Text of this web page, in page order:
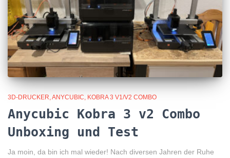
3D-DRUCKER ANYCUBIC KOBRA 3 V1/V2 COMBO
Anycubic Kobra 3 v2 Combo
Unboxing und Test
Ja moin, da bin ich mal wieder! Nach diversen Jahren der Ruhe